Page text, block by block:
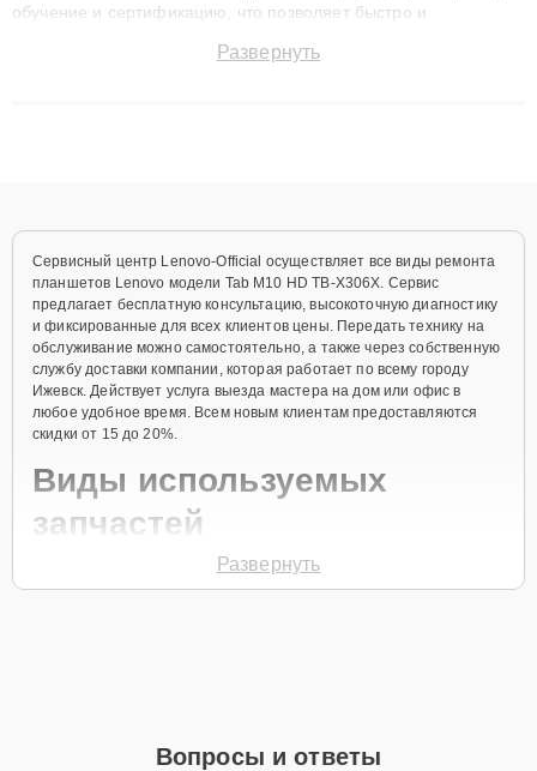
обучение и сертификацию, что позволяет быстро и
сохранением гарантии до 3 лет. Наши мастера решают
Развернуть
Сервисный центр Lenovo-Official осуществляет все виды ремонта
планшетов Lenovo модели Tab M10 HD TB-X306X. Сервис
предлагает бесплатную консультацию, высокоточную диагностику
и фиксированные для всех клиентов цены. Передать технику на
обслуживание можно самостоятельно, а также через собственную
службу доставки компании, которая работает по всему городу
Ижевск. Действует услуга выезда мастера на дом или офис в
любое удобное время. Всем новым клиентам предоставляются
скидки от 15 до 20%.
Виды используемых
запчастей
Для ремонта планшета модели Tab M10 HD TB-X306X
активное использование устройства дольше
Развернуть
Вопросы и ответы